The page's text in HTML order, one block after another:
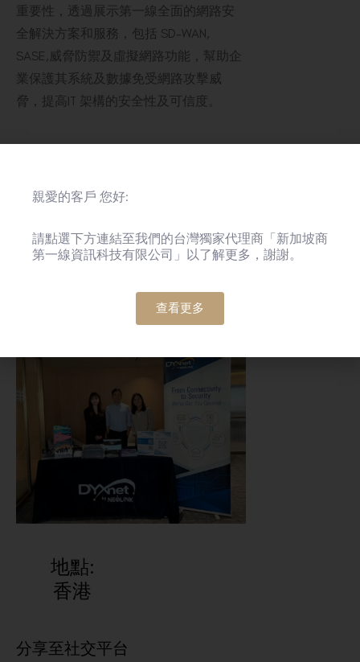
重要性，透過展示第一線全面的網路安
全解決方案和服務，包括 SD-WAN,
SASE,威脅防禦及虛擬網路功能，幫助企
業保護其系統及數據免受網路攻擊威
脅，提高IT 架構的安全性及可信度。
地點:
香港
分享至社交平台
親愛的客戶 您好:
請點選下方連結至我們的台灣獨家代理商「新加坡商
第一線資訊科技有限公司」以了解更多，謝謝。
查看更多